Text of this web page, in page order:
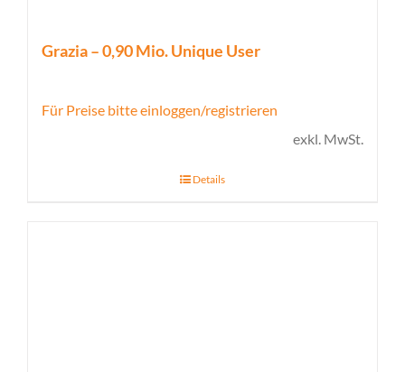
Grazia – 0,90 Mio. Unique User
Für Preise bitte einloggen/registrieren
exkl. MwSt.
Details